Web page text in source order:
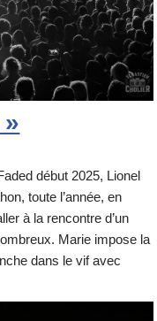
début 2025, Lionel
toute l’année, en
à la rencontre d’un
Marie impose la
dans le vif avec